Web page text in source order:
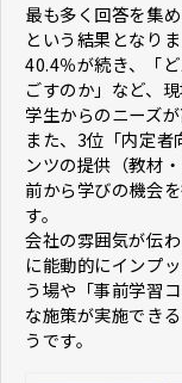
最も多く回答を集
という結果となり
40.4％が続き、「
ごすのか」など、
学生からのニーズ
また、3位「内定
ンツの提供（教材
前から学びの機会
す。
会社の雰囲気が伝
に能動的にインプ
う場や「事前学習
な施策が実施でき
うです。